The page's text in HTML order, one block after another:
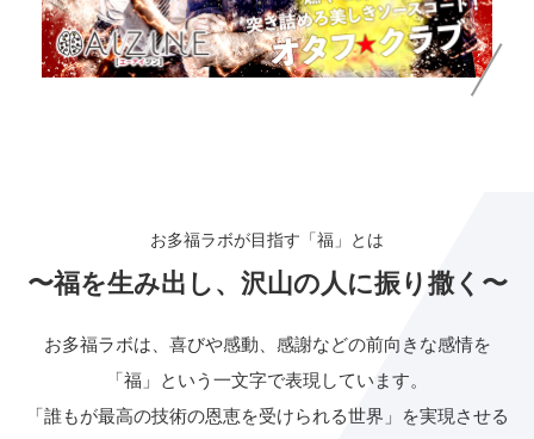
お多福ラボが目指す「福」とは
〜福を生み出し、沢山の人に振り撒く〜
お多福ラボは、喜びや感動、感謝などの前向きな感情を
「福」という一文字で表現しています。
「誰もが最高の技術の恩恵を受けられる世界」を実現させる